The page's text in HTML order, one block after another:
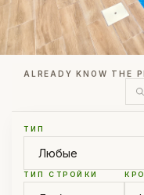
ALREADY KNOW THE
ТИП
ТИП СТРОЙКИ